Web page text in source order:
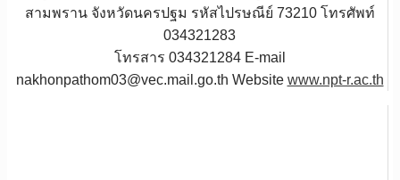
สามพราน จังหวัดนครปฐม รหัสไปรษณีย์ 73210 โทรศัพท์
034321283
โทรสาร 034321284 E-mail
nakhonpathom03@vec.mail.go.th Website www.npt-r.ac.th